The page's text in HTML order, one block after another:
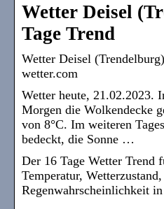
Wetter Deisel
Tage Trend
Wetter Deisel
wetter.com
Wetter heute, 21.02.2023.
Morgen die Wolkendecke
von 8°C. Im weiteren
bedeckt, die Sonne …
Der 16 Tage Wetter Trend
Temperatur,
Regenwahrscheinlichkeit